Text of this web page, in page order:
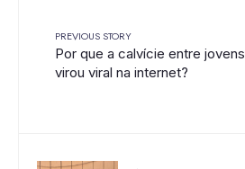
PREVIOUS STORY
Por que a calvície entre jovens
virou viral na internet?